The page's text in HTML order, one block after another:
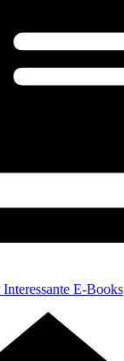
Interessante E-Books